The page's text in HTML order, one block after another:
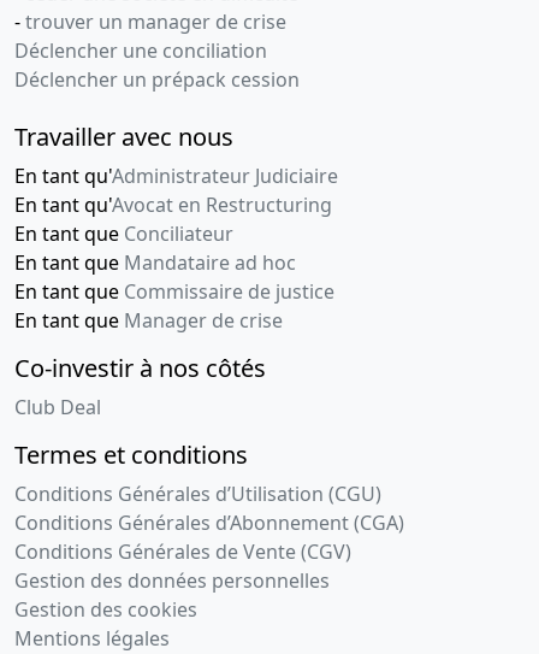
-trouver un manager de crise
Déclencher une conciliation
Déclencher un prépack cession
Travailler avec nous
En tant qu'Administrateur Judiciaire
En tant qu'Avocat en Restructuring
En tant que Conciliateur
En tant que Mandataire ad hoc
En tant que Commissaire de justice
En tant que Manager de crise
Co-investir à nos côtés
Club Deal
Termes et conditions
Conditions Générales d’Utilisation (CGU)
Conditions Générales d’Abonnement (CGA)
Conditions Générales de Vente (CGV)
Gestion des données personnelles
Gestion des cookies
Mentions légales